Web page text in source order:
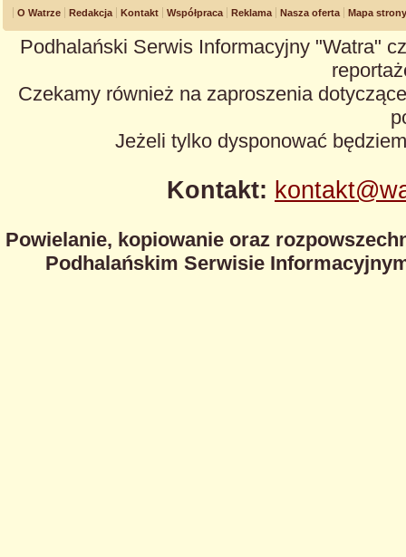
O Watrze Redakcja Kontakt Współpraca Reklama Nasza oferta Mapa strony
Podhalański Serwis Informacyjny "Watra"
Czekamy również na zaproszenia
Jeżeli tylko dysponować
Kontakt:
Powielanie, kopiowanie oraz
Podhalańskim Serwisie